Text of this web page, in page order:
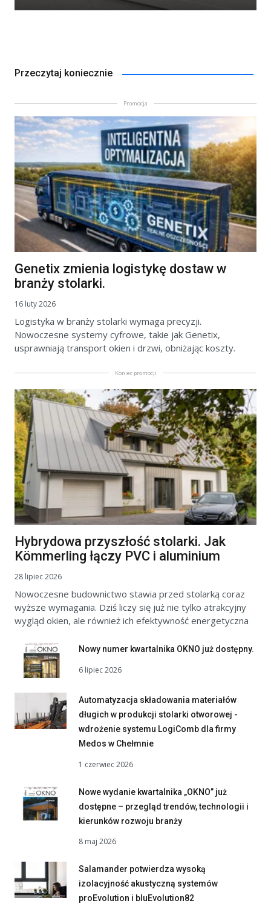
Przeczytaj koniecznie
Promocja
Genetix zmienia logistykę dostaw w
branży stolarki.
16 luty 2026
Logistyka w branży stolarki wymaga precyzji.
Nowoczesne systemy cyfrowe, takie jak Genetix,
usprawniają transport okien i drzwi, obniżając koszty.
Koniec promocji
Hybrydowa przyszłość stolarki. Jak
Kömmerling łączy PVC i aluminium
28 lipiec 2026
Nowoczesne budownictwo stawia przed stolarką coraz
wyższe wymagania. Dziś liczy się już nie tylko atrakcyjny
wygląd okien, ale również ich efektywność energetyczna
Nowy numer kwartalnika OKNO już dostępny.
6 lipiec 2026
Automatyzacja składowania materiałów
długich w produkcji stolarki otworowej -
wdrożenie systemu LogiComb dla firmy
Medos w Chełmnie
1 czerwiec 2026
Nowe wydanie kwartalnika „OKNO” już
dostępne – przegląd trendów, technologii i
kierunków rozwoju branży
8 maj 2026
Salamander potwierdza wysoką
izolacyjność akustyczną systemów
proEvolution i bluEvolution82